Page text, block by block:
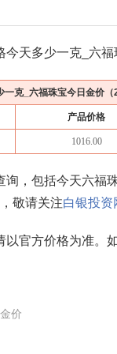
天多少一克_六福
一克_六福珠宝今日金价（
产品价格
1016.00
，包括今天六福
敬请关注白银投资
以官方价格为准。
价